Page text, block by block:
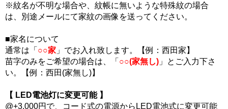
※紋名が不明な場合や、紋帳に無いような特殊紋の場合
は、別途メールにて家紋の画像を送ってください。
■家名について
通常は「 ○○家 」でお入れ致します。【例：西田家】
苗字のみをご希望の場合は、「 ○○(家無し) 」とご入力下さ
い。【例：西田(家無し)】
【 LED電池灯に変更可能 】
@+3,000円で、コード式の電源からLED電池式に変更可能